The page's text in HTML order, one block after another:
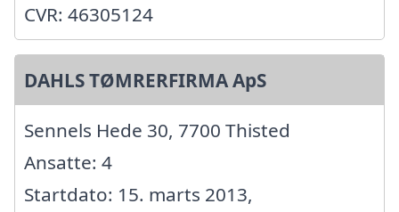
CVR: 46305124
DAHLS TØMRERFIRMA ApS
Sennels Hede 30, 7700 Thisted
Ansatte: 4
Startdato: 15. marts 2013,